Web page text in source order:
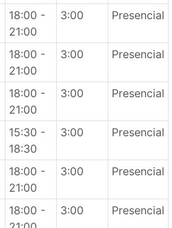
18:00 -
21:00
3:00 Presencial
18:00 -
21:00
3:00 Presencial
18:00 -
21:00
3:00 Presencial
15:30 -
18:30
3:00 Presencial
18:00 -
21:00
3:00 Presencial
18:00 -
3:00 Presencial